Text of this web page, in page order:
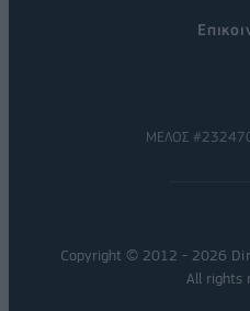
ΜΕΛΟΣ
Copyright © 2012 - 2026
All rights